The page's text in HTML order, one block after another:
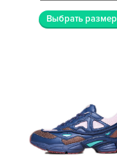
Выбрать размер